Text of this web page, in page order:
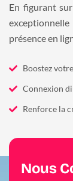
En figurant
présence en
Boostez
Connexion
Renforce la
Nous